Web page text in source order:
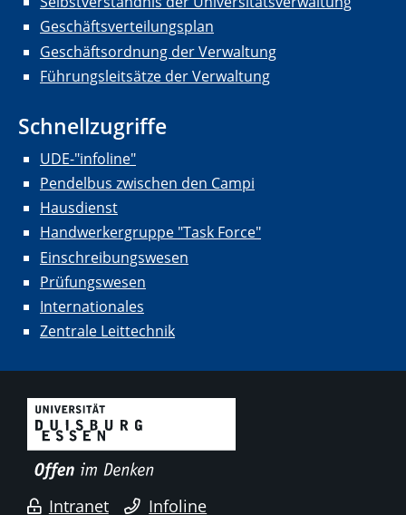
Geschäftsverteilungsplan
Geschäftsordnung der Verwaltung
Führungsleitsätze der Verwaltung
Schnellzugriffe
UDE-"infoline"
Pendelbus zwischen den Campi
Hausdienst
Handwerkergruppe "Task Force"
Einschreibungswesen
Prüfungswesen
Internationales
Zentrale Leittechnik
Intranet Infoline